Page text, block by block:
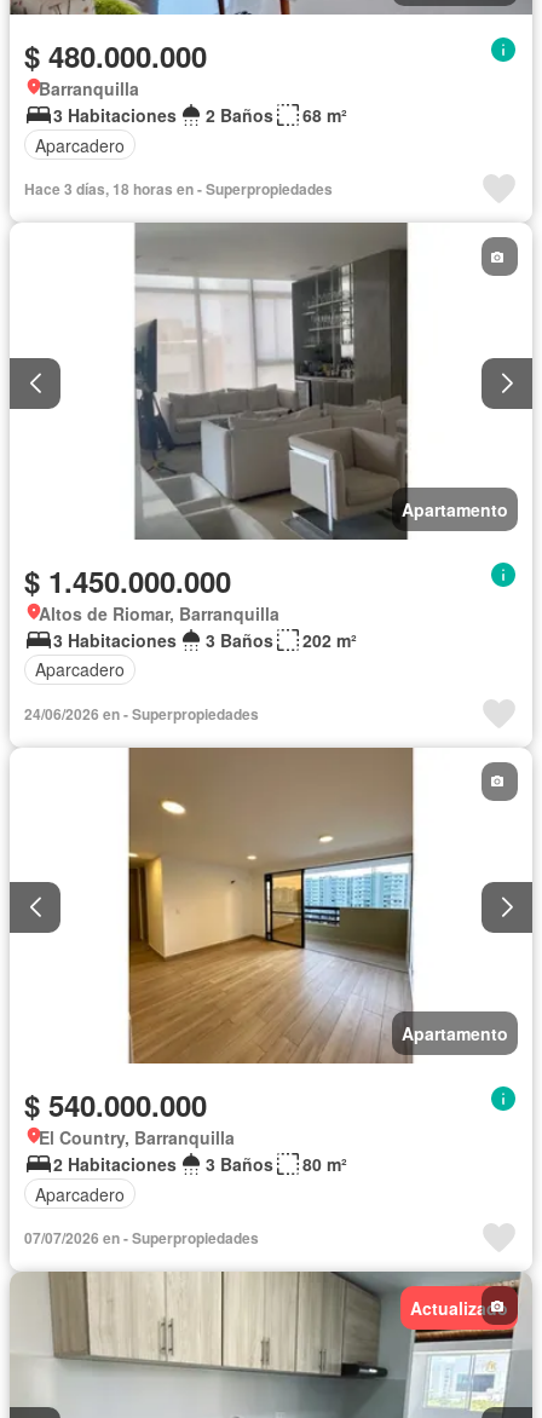
$ 480.000.000
Barranquilla
3 Habitaciones
2 Baños
68 m²
Aparcadero
Hace 3 días, 18 horas en - Superpropiedades
Apartamento
$ 1.450.000.000
Altos de Riomar, Barranquilla
3 Habitaciones
3 Baños
202 m²
Aparcadero
24/06/2026 en - Superpropiedades
Apartamento
$ 540.000.000
El Country, Barranquilla
2 Habitaciones
3 Baños
80 m²
Aparcadero
07/07/2026 en - Superpropiedades
Actualizado